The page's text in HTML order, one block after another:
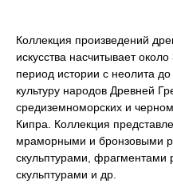
Коллекция произведений
искусства насчитывает
период истории с неолита
культуру народов Древней
средиземноморских и
Кипра. Коллекция
мраморными и бронзовыми
скульптурами, фрагментами
скульптурами и др.